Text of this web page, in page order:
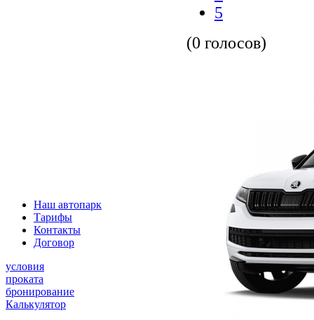
Наш автопарк
Тарифы
Контакты
Договор
условия
проката
бронирование
Калькулятор
5
(0 голосов)